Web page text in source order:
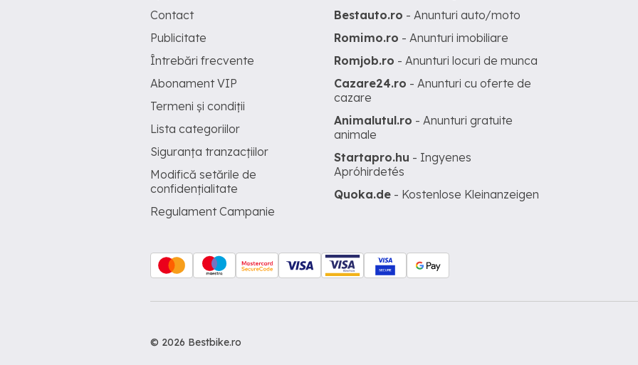
Contact
Publicitate
Întrebări frecvente
Abonament VIP
Termeni și condiții
Lista categoriilor
Siguranța tranzacțiilor
Modifică setările de
confidențialitate
Regulament Campanie
Bestauto.ro - Anunturi auto/moto
Romimo.ro - Anunturi imobiliare
Romjob.ro - Anunturi locuri de munca
Cazare24.ro - Anunturi cu oferte de
cazare
Animalutul.ro - Anunturi gratuite
animale
Startapro.hu - Ingyenes
Apróhirdetés
Quoka.de - Kostenlose Kleinanzeigen
© 2026 Bestbike.ro